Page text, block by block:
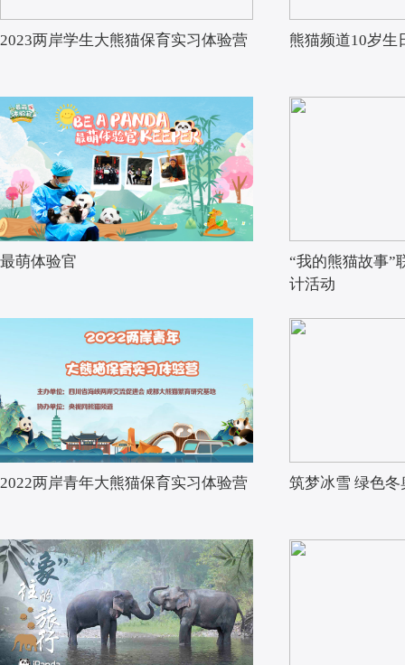
2023两岸学生大熊猫保育实习体验营 熊猫频道10岁生
最萌体验官
“我的熊猫故事”
计活动
2022两岸青年大熊猫保育实习体验营 筑梦冰雪 绿色冬